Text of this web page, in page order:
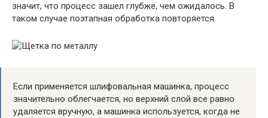
значит, что процесс зашел глубже, чем ожидалось. В
таком случае поэтапная обработка повторяется.
Если применяется шлифовальная машинка, процесс
значительно облегчается, но верхний слой все равно
удаляется вручную, а машинка используется, когда не